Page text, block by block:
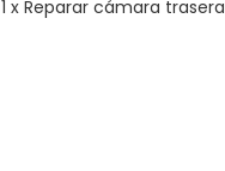
1 x Reparar cámara trasera